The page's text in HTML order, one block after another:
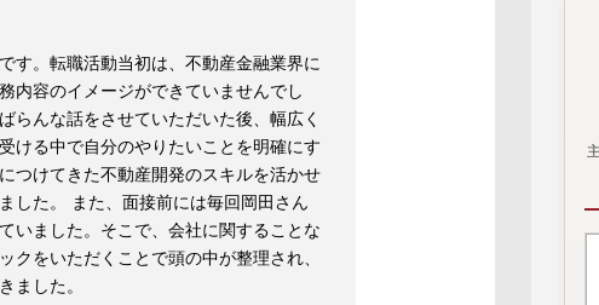
す。転職活動当初は、不動産金融業界に
内容のイメージができていませんでし
らんな話をさせていただいた後、幅広く
ける中で自分のやりたいことを明確にす
つけてきた不動産開発のスキルを活かせ
した。 また、面接前には毎回岡田さん
いました。そこで、会社に関することな
クをいただくことで頭の中が整理され、
ました。